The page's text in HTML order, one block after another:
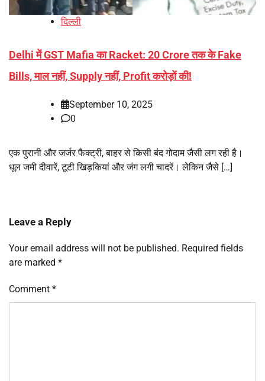
दिल्ली
Delhi में GST Mafia का Racket: 20 Crore तक के Fake
Bills, माल नहीं, Supply नहीं, Profit करोड़ों की!
September 10, 2025
0
एक पुरानी और जर्जर फैक्ट्री, बाहर से किसी बंद गोदाम जैसी लग रही है।
धूल जमी दीवारें, टूटी खिड़कियां और जंग लगी चादरें। लेकिन जैसे […]
Leave a Reply
Your email address will not be published. Required fields
are marked *
Comment *